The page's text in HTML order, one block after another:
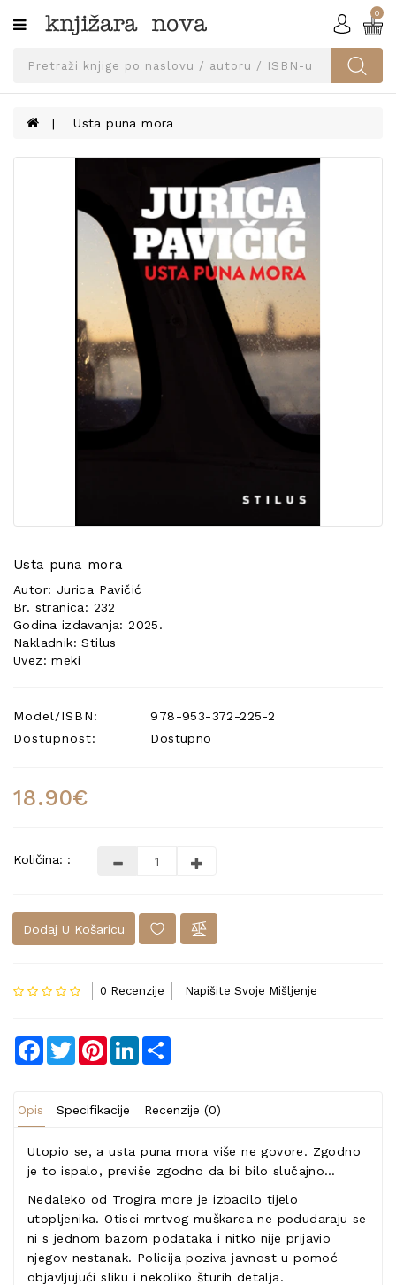
Kategorije
SVEUČILIŠNA
UDŽBENICI
KNJIGE
0
Usta puna mora
Usta puna mora
Autor: Jurica Pavičić
Br. stranica: 232
Godina izdavanja: 2025.
Nakladnik: Stilus
Uvez: meki
Model/ISBN:
978-953-372-225-2
Dostupnost:
Dostupno
18.90€
Količina: :
Dodaj U Košaricu
0 Recenzije Napišite Svoje Mišljenje
Facebook
TwitterPinterestLinkedIn
Opis Specifikacije Recenzije (0)
Utopio se, a usta puna mora više ne govore. Zgodno
je to ispalo, previše zgodno da bi bilo slučajno…
Nedaleko od Trogira more je izbacilo tijelo
utopljenika. Otisci mrtvog muškarca ne podudaraju se
ni s jednom bazom podataka i nitko nije prijavio
njegov nestanak. Policija poziva javnost u pomoć
objavljujući sliku i nekoliko šturih detalja.